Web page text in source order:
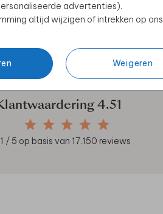
advertenties).
altijd wijzigen of intrekken op ons
Weigeren
4.51
/ 5 op basis van 17.150 reviews